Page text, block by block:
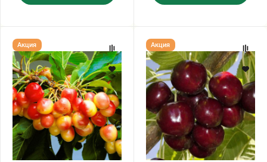
Черешня
"КРАСНАЯ
ГОРКА"
Акция
Черешня
"ЛАПИНС"
Акция